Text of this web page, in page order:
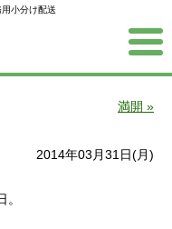
小分け配送
満開 »
2014年03月31日(月)